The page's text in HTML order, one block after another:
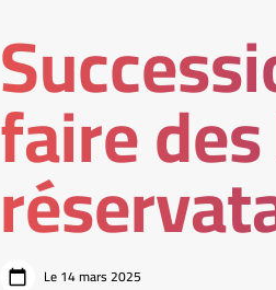
faire
Le 14 mars 2025